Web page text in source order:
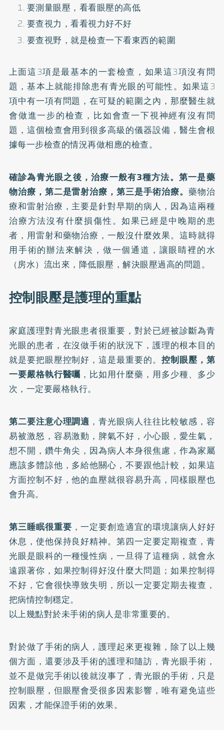
要測量眼壓，看看眼壓的高低
要查視力，看看視力好不好
要查視野，就是檢查一下看東西的範圍
上面這3項是最基本的一套檢查，如果這3項沒有問
題，基本上就能排除患有青光眼的可能性。如果這3
項中有一項有問題，在可疑的範圍之內，那麼醫生就
會做進一步的檢查，比如會查一下視神經有沒有問
題，這個檢查會用到很多高級的儀器設備，醫生會根
據每一步檢查的情況再做相應的檢查。
確診為青光眼之後，治療一般有3種方法。第一是藥
物治療，第二是雷射治療，第三是手術治療。 藥物治
療和雷射治療，主要是針對早期的病人，因為這兩種
治療方法沒有什麼損傷性。如果已經是中晚期的患
者，用雷射和藥物治療，一般沒什麼效果。這時就得
用手術的辦法來解決，做一個通道，讓眼睛裡的水
（房水）流出來，降低眼壓，解決眼壓過高的問題。
控制眼壓是護理的重點
家庭護理對青光眼患者很重要，對於已經被診斷為青
光眼的患者，在沒做手術的狀況下，護理的根本目的
就是要把眼壓控制好，這是最重要的。 控制眼壓，第
一要嚴格執行醫囑 ，比如用什麼藥，用多少種、多少
次，一定要嚴格執行。
第二要注意心理調適 ，青光眼病人往往比較敏感，容
易被激怒，容易激動，脾氣不好，小心眼，愛生氣，
想不開，鑽牛角尖，因為病人本身很焦慮，作為家屬
應該多體諒他，多給他關心，不要跟他計較，如果這
方面控制不好，他的血壓就很容易升高，同樣眼壓也
會升高。
第三睡眠很重要 ，一定要創造適宜的環境讓病人好好
休息，使他保持良好精神。第四一定要定期複查，青
光眼是眼科的一種慢性病，一旦得了這種病，就會永
遠跟著你，如果控制得好沒什麼大問題；如果控制得
不好，它會很快導致失明，所以一定要定期去複查，
把病情控制穩定。
以上幾點對於未手術的病人是非常重要的。
對於做了手術的病人，護理起來更複雜，除了以上幾
個方面，還要涉及手術的護理和隨訪，青光眼手術，
並不是做完手術以後就沒事了，青光眼的手術，只是
控制眼壓，但眼壓會受很多因素影響，唯有避免這些
因素，才能保證手術的效果。